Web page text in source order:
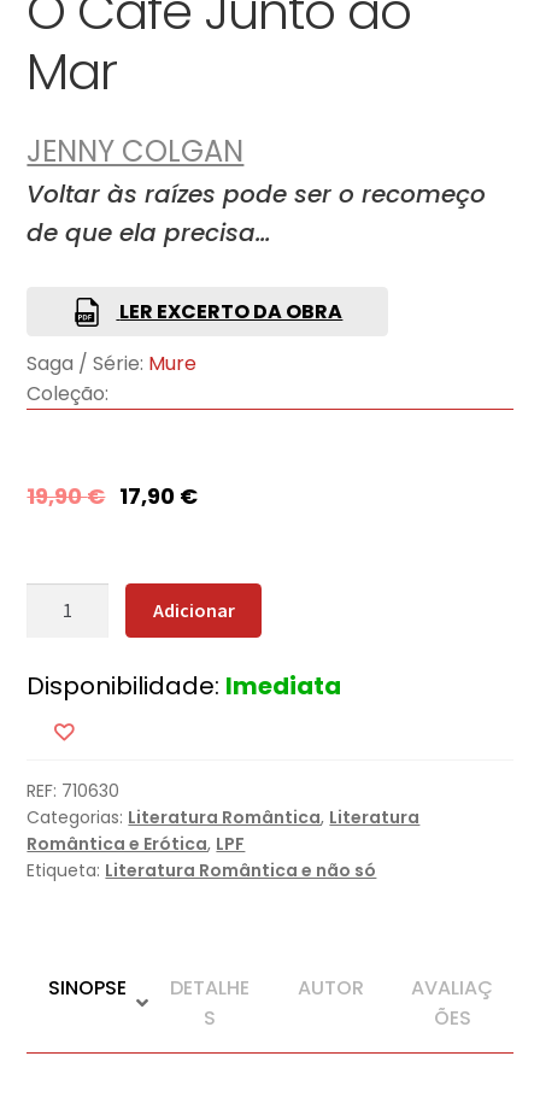
Mar
JENNY COLGAN
Voltar às raízes pode ser o recomeço
de que ela precisa…
LER EXCERTO DA OBRA
Saga / Série: Mure
Coleção:
19,90€ 17,90 €
Quantidade
Café
Junto
Mar
Adicionar
Disponibilidade: Imediata
REF: 710630
Categorias: Literatura Romântica, Literatura
Romântica e Erótica, LPF
Etiqueta: Literatura Romântica e não só
SINOPSE
DETALHE
S
AUTOR
AVALIAÇ
ÕES